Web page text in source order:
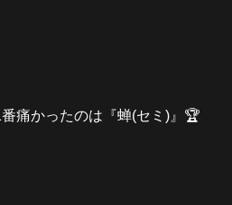
痛かったのは『蝉(セミ)』🏆